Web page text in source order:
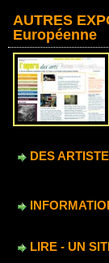
AUTRES
Européenne
DES
LIRE - UN